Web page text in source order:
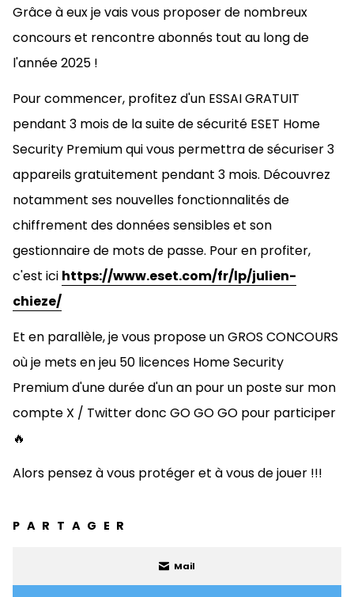
Grâce à eux je vais vous proposer de nombreux
concours et rencontre abonnés tout au long de
l'année 2025 !
Pour commencer, profitez d'un ESSAI GRATUIT
pendant 3 mois de la suite de sécurité ESET Home
Security Premium qui vous permettra de sécuriser 3
appareils gratuitement pendant 3 mois. Découvrez
notamment ses nouvelles fonctionnalités de
chiffrement des données sensibles et son
gestionnaire de mots de passe. Pour en profiter,
c'est ici https://www.eset.com/fr/lp/julien-
chieze/
Et en parallèle, je vous propose un GROS CONCOURS
où je mets en jeu 50 licences Home Security
Premium d'une durée d'un an pour un poste sur mon
compte X / Twitter donc GO GO GO pour participer
🔥
Alors pensez à vous protéger et à vous de jouer !!!
PARTAGER
Mail